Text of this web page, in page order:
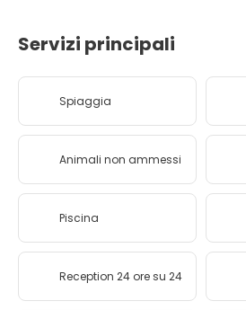
Servizi principali
Spiaggia
Animali non ammessi
Piscina
Reception 24 ore su 24